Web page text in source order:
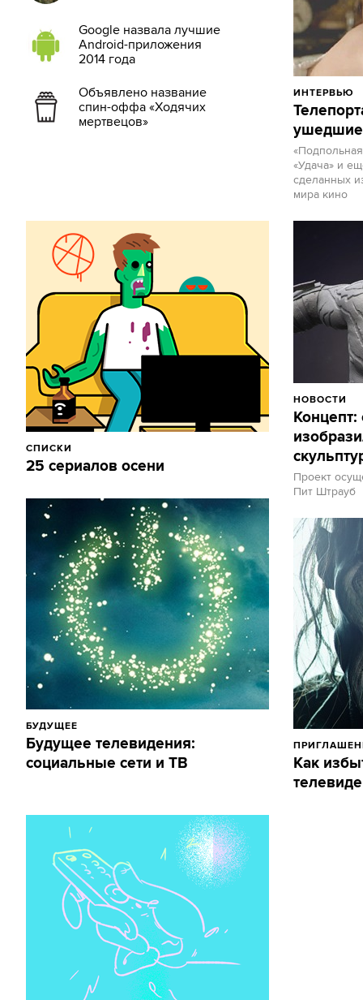
Google назвала лучшие
Android-приложения
2014 года
Объявлено название
спин-оффа «Ходячих
мертвецов»
ИНТЕРВЬЮ
«Удача» и
сделанных
мира кино
СПИСКИ
25 сериалов осени
БУДУЩЕЕ
Будущее телевидения:
социальные сети и ТВ
НОВОСТИ
Концепт:
Проект
Пит Штрауб
Как